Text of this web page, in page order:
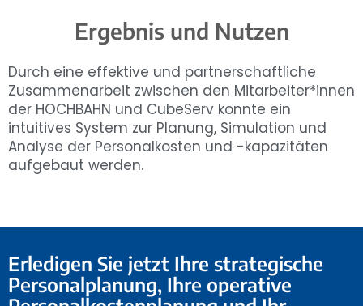
Ergebnis und Nutzen
Durch eine effektive und partnerschaftliche
Zusammenarbeit zwischen den Mitarbeiter*innen
der HOCHBAHN und CubeServ konnte ein
intuitives System zur Planung, Simulation und
Analyse der Personalkosten und -kapazitäten
aufgebaut werden.
Erledigen Sie jetzt Ihre strategische
Personalplanung, Ihre operative